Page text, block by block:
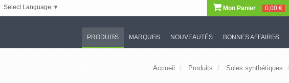
Select Language ▼ Mon Panier 0,00 €
PRODUITS MARQUES NOUVEAUTÉS BONNES AFFAIRES
Accueil Produits Soies synthétiques